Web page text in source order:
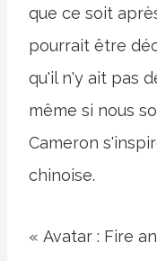
que ce soit
pourrait être
qu'il n'y ait pas
même si nous
Cameron
chinoise.
« Avatar : Fire